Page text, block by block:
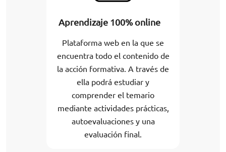
Aprendizaje 100% online
Plataforma web en la que se
encuentra todo el contenido de
la acción formativa. A través de
ella podrá estudiar y
comprender el temario
mediante actividades prácticas,
autoevaluaciones y una
evaluación final.